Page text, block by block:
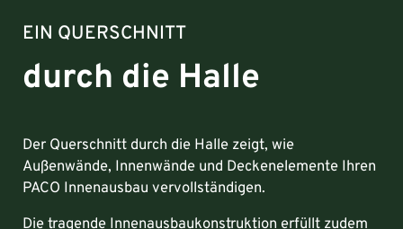
EIN QUERSCHNITT
durch die Halle
Der Querschnitt durch die Halle zeigt, wie
Außenwände, Innenwände und Deckenelemente Ihren
PACO Innenausbau vervollständigen.
Die tragende Innenausbaukonstruktion erfüllt zudem